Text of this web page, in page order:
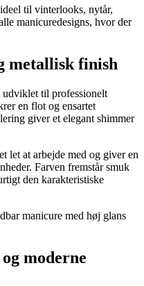
til vinterlooks, nytår,
manicuredesigns, hvor der
metallisk finish
til professionelt
en flot og ensartet
giver et elegant shimmer
let at arbejde med og giver en
Farven fremstår smuk
den karakteristiske
manicure med høj glans
moderne